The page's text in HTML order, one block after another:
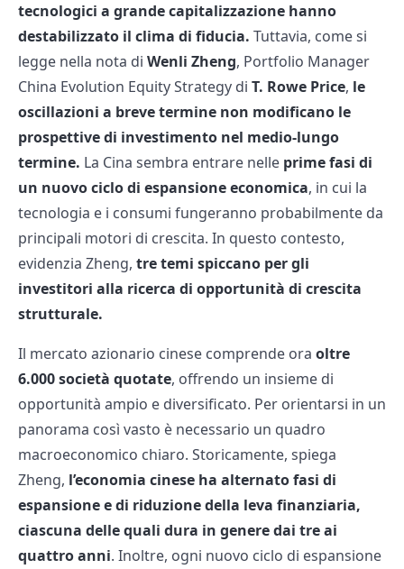
tecnologici a grande capitalizzazione hanno
destabilizzato il clima di fiducia. Tuttavia, come si
legge nella nota di Wenli Zheng, Portfolio Manager
China Evolution Equity Strategy di T. Rowe Price, le
oscillazioni a breve termine non modificano le
prospettive di investimento nel medio-lungo
termine. La Cina sembra entrare nelle prime fasi di
un nuovo ciclo di espansione economica, in cui la
tecnologia e i consumi fungeranno probabilmente da
principali motori di crescita. In questo contesto,
evidenzia Zheng, tre temi spiccano per gli
investitori alla ricerca di opportunità di crescita
strutturale.
Il mercato azionario cinese comprende ora oltre
6.000 società quotate, offrendo un insieme di
opportunità ampio e diversificato. Per orientarsi in un
panorama così vasto è necessario un quadro
macroeconomico chiaro. Storicamente, spiega
Zheng, l’economia cinese ha alternato fasi di
espansione e di riduzione della leva finanziaria,
ciascuna delle quali dura in genere dai tre ai
quattro anni. Inoltre, ogni nuovo ciclo di espansione